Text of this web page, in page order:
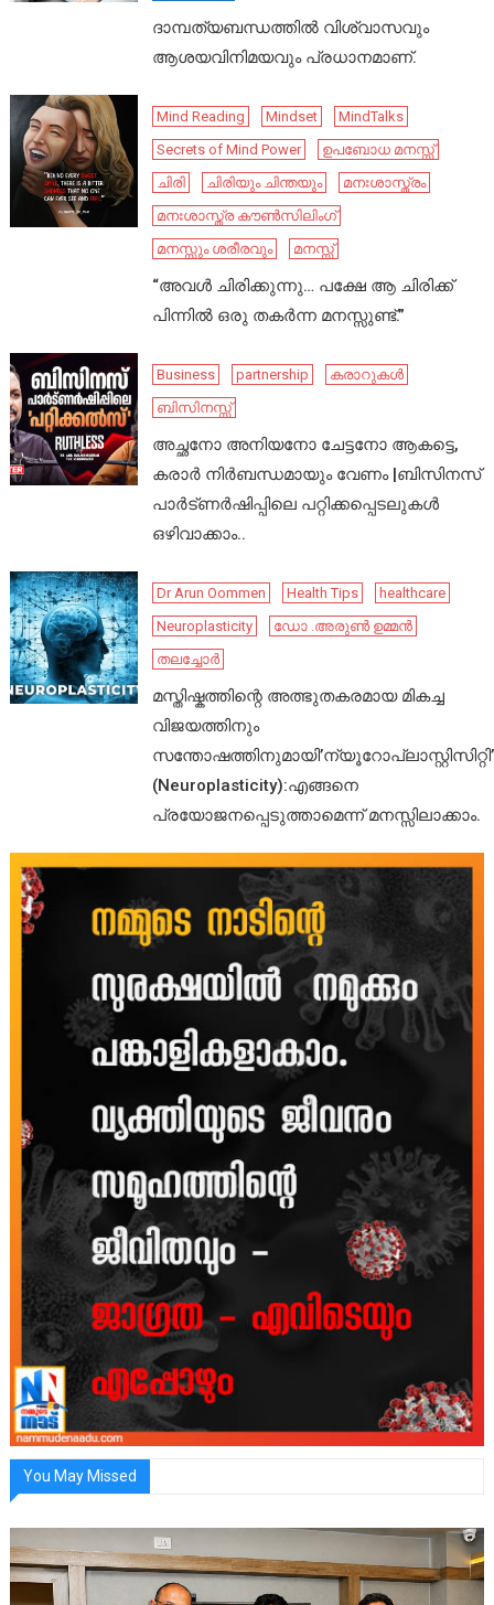
ദാമ്പത്യബന്ധത്തിൽ വിശ്വാസവും
ആശയവിനിമയവും പ്രധാനമാണ്.
Mind Reading Mindset
MindTalks
Secrets of Mind Power
ഉപബോധ മനസ്സ്
ചിരി
ചിരിയും ചിന്തയും
മനഃശാസ്ത്രം
മനഃശാസ്ത്ര കൗൺസിലിംഗ്
മനസ്സും ശരീരവും
മനസ്സ്
“അവൾ ചിരിക്കുന്നു… പക്ഷേ ആ ചിരിക്ക്
പിന്നിൽ ഒരു തകർന്ന മനസ്സുണ്ട്.”
Business partnership
കരാറുകൾ
ബിസിനസ്സ്
അച്ഛനോ അനിയനോ ചേട്ടനോ ആകട്ടെ,
കരാർ നിർബന്ധമായും വേണം |ബിസിനസ്
പാർട്ണർഷിപ്പിലെ പറ്റിക്കപ്പെടലുകൾ
ഒഴിവാക്കാം..
Dr Arun Oommen Health Tips
healthcare
Neuroplasticity
ഡോ .അരുൺ ഉമ്മൻ
തലച്ചോർ
മസ്തിഷ്കത്തിന്റെ അത്ഭുതകരമായ മികച്ച
വിജയത്തിനും
സന്തോഷത്തിനുമായി’ന്യൂറോപ്ലാസ്റ്റിസിറ്റി’
(Neuroplasticity):എങ്ങനെ
പ്രയോജനപ്പെടുത്താമെന്ന് മനസ്സിലാക്കാം.
You May Missed